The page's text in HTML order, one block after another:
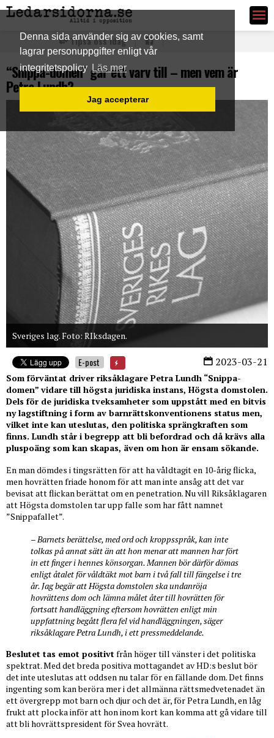
Denna sida använder sig av cookies, samt
lagrar personuppgifter enligt vår
integritetspolicy Läs mer
Jag accepterar
Ledarsidorna.se
Tipsa oss idag
“Snippa-domen” går ett varv till – men vem är
Petra Lundh?
Sveriges lag. Foto: RIksdagen.
2023-03-21
E-post
Som förväntat driver riksåklagare Petra Lundh “Snippa-
domen” vidare till högsta juridiska instans, Högsta domstolen.
Dels för de juridiska tveksamheter som uppstått med en bitvis
ny lagstiftning i form av barnrättskonventionens status men,
vilket inte kan uteslutas, den politiska sprängkraften som
finns. Lundh står i begrepp att bli befordrad och då krävs alla
pluspoäng som kan skapas, även om hon är ensam sökande.
En man dömdes i tingsrätten för att ha våldtagit en 10-årig flicka,
men hovrätten friade honom för att man inte ansåg att det var
bevisat att flickan berättat om en penetration. Nu vill Riksåklagaren
att Högsta domstolen tar upp falle som har fått namnet
”Snippafallet”.
– Barnets berättelse, med ord och kroppsspråk, kan inte
tolkas på annat sätt än att hon menar att mannen har fört
in ett finger i hennes könsorgan. Mannen bör därför dömas
enligt åtalet för våldtäkt mot barn i två fall till fängelse i tre
år. Jag begär att Högsta domstolen ska undanröja
hovrättens dom och lämna målet åter till hovrätten för
fortsatt handläggning eftersom hovrätten enligt min
uppfattning begått flera fel vid handläggningen, säger
riksåklagare Petra Lundh, i ett pressmeddelande.
Beslutet tas emot positivtfrån höger till vänster i det politiska
spektrat. Med det breda positiva mottagandet av HD:s beslut bör
det inte uteslutas att oddsen nu talar för en fällande dom. Det finns
ingenting som kan beröra mer i det allmänna rättsmedvetenadet än
ett övergrepp mot barn och djur och det är, för Petra Lundh, en låg
frukt att plocka inför att hon inom kort kan komma att gå vidare till
att bli hovrättspresident för Svea hovrätt.